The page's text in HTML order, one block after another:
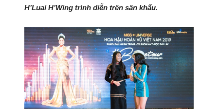
H’Luai H’Wing trình diễn trên sân khấu.